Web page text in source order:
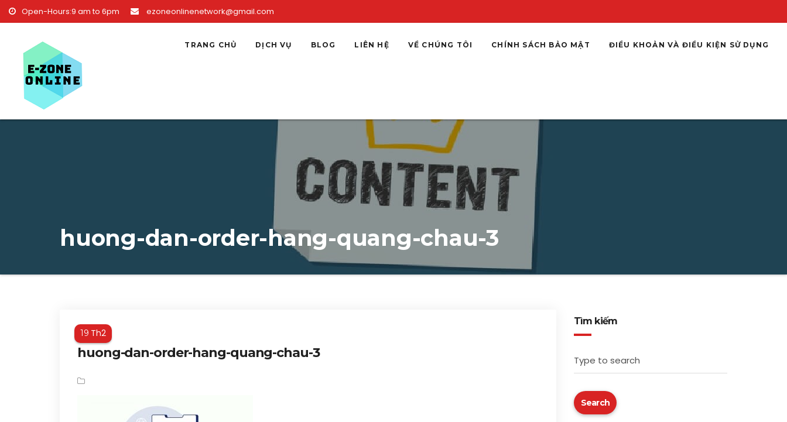
Skip to content
Open-Hours:9 am to 6pm ezoneonlinenetwork@gmail.com
TRANG CHỦ DỊCH VỤ BLOG LIÊN HỆ VỀ CHÚNG TÔI CHÍNH SÁCH BẢO MẬT ĐIỀU KHOẢN VÀ ĐIỀU KIỆN SỬ DỤNG
huong-dan-order-hang-quang-chau-3
19 Th2
huong-dan-order-hang-quang-chau-3
Tìm kiếm
Type to search
Search